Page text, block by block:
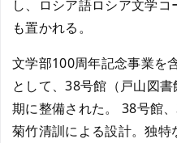
し、ロシア語ロシア文学
も置かれる。
文学部100周年記念事業を
として、38号館（戸山図
期に整備された。 38号館
菊竹清訓による設計。独